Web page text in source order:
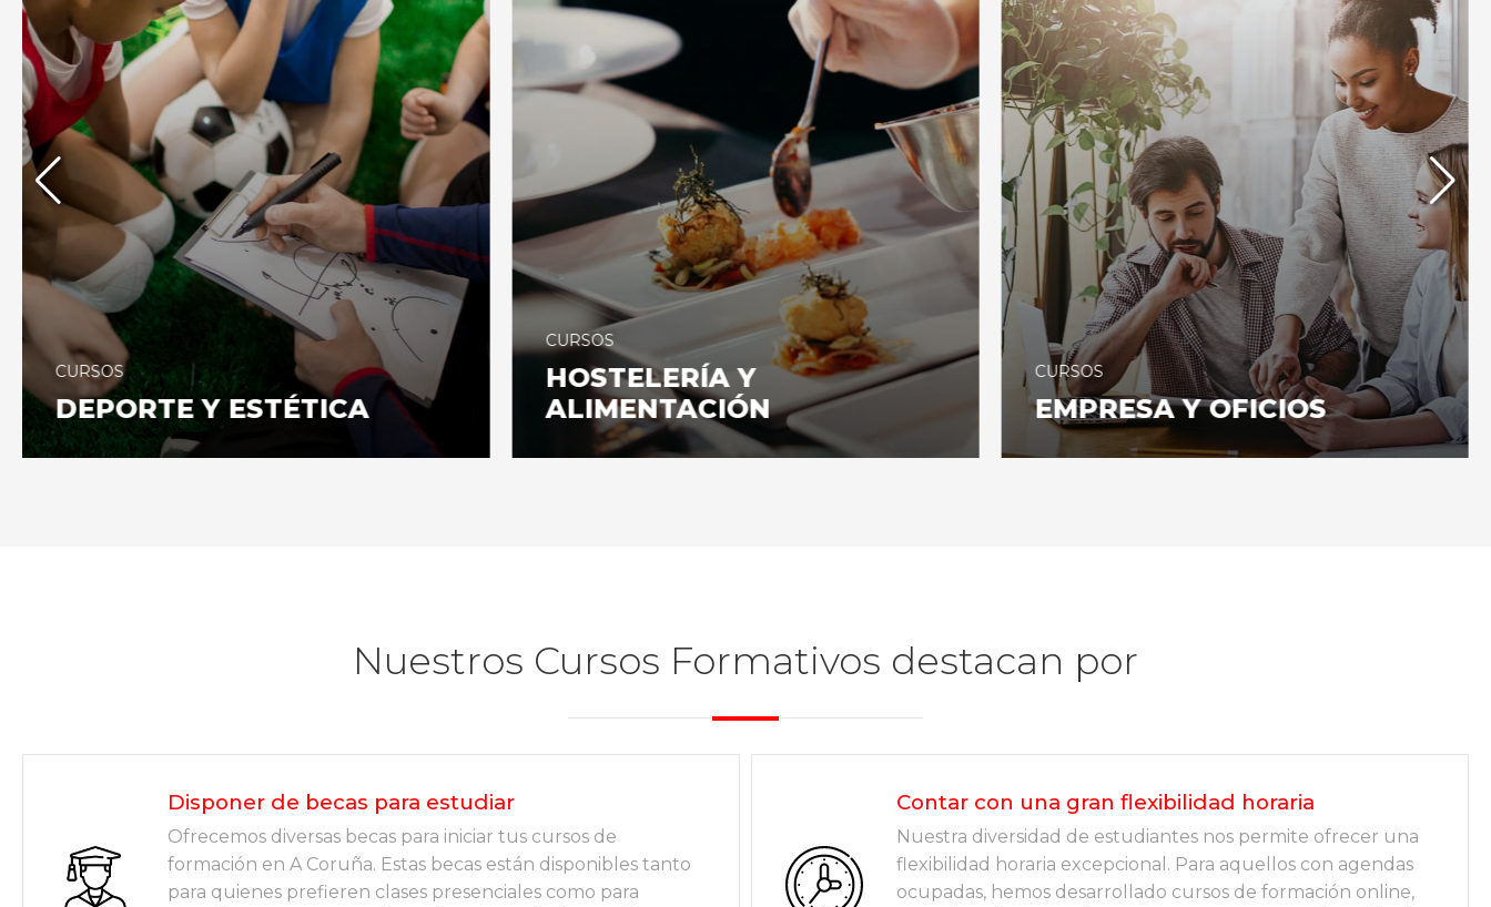
CURSOS
DEPORTE Y ESTÉTICA
CURSOS
HOSTELERÍA Y
ALIMENTACIÓN
CURSOS
EMPRESA Y OFICIOS
Nuestros Cursos Formativos destacan por
Disponer de becas para estudiar
Ofrecemos diversas becas para iniciar tus cursos de
formación en A Coruña. Estas becas están disponibles tanto
para quienes prefieren clases presenciales como para
Contar con una gran flexibilidad horaria
Nuestra diversidad de estudiantes nos permite ofrecer una
flexibilidad horaria excepcional. Para aquellos con agendas
ocupadas, hemos desarrollado cursos de formación online,